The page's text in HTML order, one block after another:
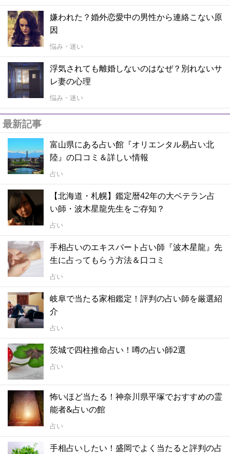
嫌われた？婚外恋愛中の男性から連絡こない原
因
悩み・迷い
浮気されても離婚しないのはなぜ？別れないサ
レ妻の心理
悩み・迷い
最新記事
富山県にある占い館『オリエンタル易占い北
陸』の口コミ＆詳しい情報
占い
【北海道・札幌】鑑定暦42年の大ベテラン占
い師・波木星龍先生をご存知？
占い
手相占いのエキスパート占い師『波木星龍』先
生に占ってもらう方法＆口コミ
占い
岐阜で当たる家相鑑定！評判の占い師を厳選紹
介
占い
茨城で四柱推命占い！噂の占い師2選
占い
怖いほど当たる！神奈川県平塚でおすすめの霊
能者&占いの館
占い
手相占いしたい！盛岡でよく当たると評判の占